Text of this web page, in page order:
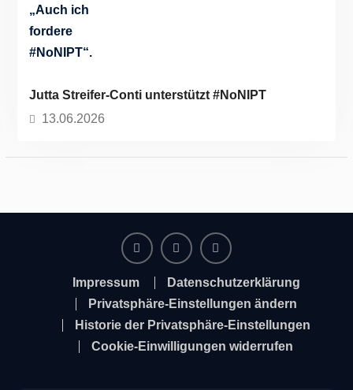
Jutta Streifer-Conti unterstützt #NoNIPT
13.06.2026
Impressum
Datenschutzerklärung
Privatsphäre-Einstellungen ändern
Historie der Privatsphäre-Einstellungen
Cookie-Einwilligungen widerrufen